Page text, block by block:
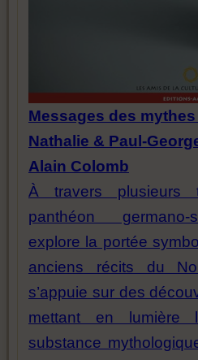
Messages des
Nathalie & Paul-
Alain Colomb
À travers plusieurs
panthéon germano-
explore la portée
anciens récits du
s’appuie sur des
mettant en lumière
substance